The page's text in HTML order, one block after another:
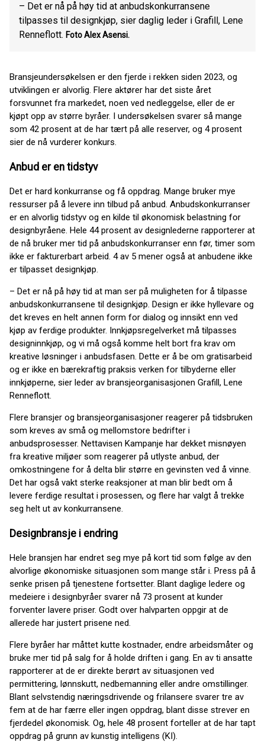
– Det er nå på høy tid at anbudskonkurransene
tilpasses til designkjøp, sier daglig leder i Grafill, Lene
Renneflott. Foto Alex Asensi.
Bransjeundersøkelsen er den fjerde i rekken siden 2023, og
utviklingen er alvorlig. Flere aktører har det siste året
forsvunnet fra markedet, noen ved nedleggelse, eller de er
kjøpt opp av større byråer. I undersøkelsen svarer så mange
som 42 prosent at de har tært på alle reserver, og 4 prosent
sier de nå vurderer konkurs.
Anbud er en tidstyv
Det er hard konkurranse og få oppdrag. Mange bruker mye
ressurser på å levere inn tilbud på anbud. Anbudskonkurranser
er en alvorlig tidstyv og en kilde til økonomisk belastning for
designbyråene. Hele 44 prosent av designlederne rapporterer at
de nå bruker mer tid på anbudskonkurranser enn før, timer som
ikke er fakturerbart arbeid. 4 av 5 mener også at anbudene ikke
er tilpasset designkjøp.
– Det er nå på høy tid at man ser på muligheten for å tilpasse
anbudskonkurransene til designkjøp. Design er ikke hyllevare og
det kreves en helt annen form for dialog og innsikt enn ved
kjøp av ferdige produkter. Innkjøpsregelverket må tilpasses
designinnkjøp, og vi må også komme helt bort fra krav om
kreative løsninger i anbudsfasen. Dette er å be om gratisarbeid
og er ikke en bærekraftig praksis verken for tilbyderne eller
innkjøperne, sier leder av bransjeorganisasjonen Grafill, Lene
Renneflott.
Flere bransjer og bransjeorganisasjoner reagerer på tidsbruken
som kreves av små og mellomstore bedrifter i
anbudsprosesser. Nettavisen Kampanje har dekket misnøyen
fra kreative miljøer som reagerer på utlyste anbud, der
omkostningene for å delta blir større en gevinsten ved å vinne.
Det har også vakt sterke reaksjoner at man blir bedt om å
levere ferdige resultat i prosessen, og flere har valgt å trekke
seg helt ut av konkurransene.
Designbransje i endring
Hele bransjen har endret seg mye på kort tid som følge av den
alvorlige økonomiske situasjonen som mange står i. Press på å
senke prisen på tjenestene fortsetter. Blant daglige ledere og
medeiere i designbyråer svarer nå 73 prosent at kunder
forventer lavere priser. Godt over halvparten oppgir at de
allerede har justert prisene ned.
Flere byråer har måttet kutte kostnader, endre arbeidsmåter og
bruke mer tid på salg for å holde driften i gang. En av ti ansatte
rapporterer at de er direkte berørt av situasjonen ved
permittering, lønnskutt, nedbemanning eller andre omstillinger.
Blant selvstendig næringsdrivende og frilansere svarer tre av
fem at de har færre eller ingen oppdrag, blant disse strever en
fjerdedel økonomisk. Og, hele 48 prosent forteller at de har tapt
oppdrag på grunn av kunstig intelligens (KI).